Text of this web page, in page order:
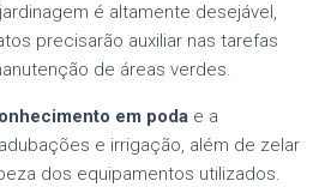
é altamente desejável,
precisarão auxiliar nas tarefas
de áreas verdes.
em poda e a
e irrigação, além de zelar
dos equipamentos utilizados.